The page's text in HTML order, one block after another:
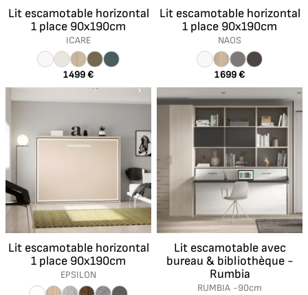
Lit escamotable horizontal
1 place 90x190cm
ICARE
1 499 €
Lit escamotable horizontal
1 place 90x190cm
NAOS
1 699 €
Lit escamotable horizontal
1 place 90x190cm
EPSILON
Lit escamotable avec
bureau & bibliothèque -
Rumbia
RUMBIA -90cm